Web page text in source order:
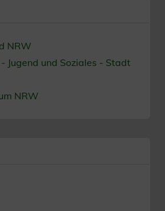
NRW
Jugend und Soziales - Stadt
NRW